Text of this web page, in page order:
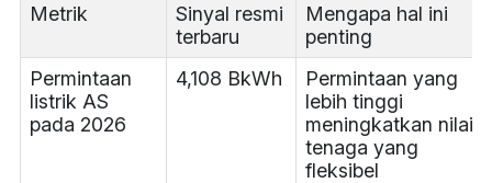
Metrik
Sinyal resmi
terbaru
Mengapa hal ini
penting
Permintaan
listrik AS
pada 2026
4,108 BkWh
Permintaan yang
lebih tinggi
meningkatkan nilai
tenaga yang
fleksibel